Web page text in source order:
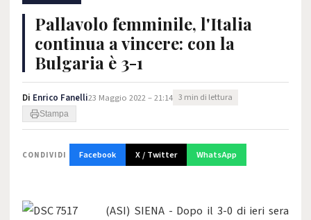
Pallavolo femminile, l'Italia
continua a vincere: con la
Bulgaria è 3-1
Di Enrico Fanelli23 Maggio 2022 – 21:14 3 min di lettura
Stampa
CONDIVIDI Facebook X / Twitter WhatsApp
(ASI) SIENA - Dopo il 3-0 di ieri sera